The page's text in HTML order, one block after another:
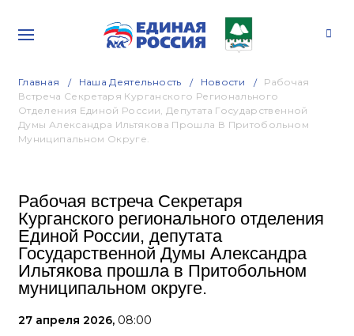
Главная Наша Деятельность Новости
Рабочая
Встреча Секретаря Курганского Регионального
Отделения Единой России, Депутата Государственной
Думы Александра Ильтякова Прошла В Притобольном
Муниципальном Округе.
Рабочая встреча Секретаря
Курганского регионального отделения
Единой России, депутата
Государственной Думы Александра
Ильтякова прошла в Притобольном
муниципальном округе.
27 апреля 2026, 08:00